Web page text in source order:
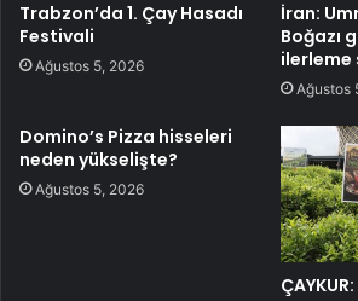
Trabzon’da 1. Çay Hasadı
Festivali
Ağustos 5, 2026
İran:
Boğazı
ilerleme
Ağustos
Domino’s Pizza hisseleri
neden yükselişte?
Ağustos 5, 2026